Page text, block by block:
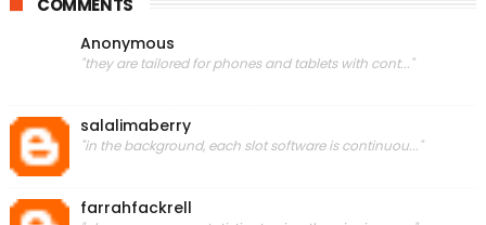
COMMENTS
Anonymous
"they are tailored for phones and tablets with cont..."
salalimaberry
"in the background, each slot software is continuou..."
farrahfackrell